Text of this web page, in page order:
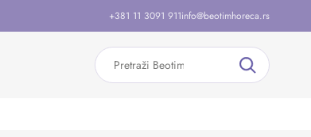
+381 11 3091 911info@beotimhoreca.rs